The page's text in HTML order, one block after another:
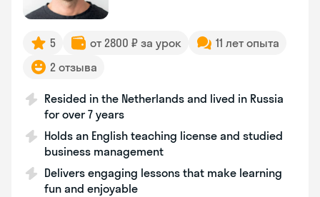
5 от 2800 ₽ за урок
11 лет опыта
2 отзыва
Resided in the Netherlands and lived in Russia
for over 7 years
Holds an English teaching license and studied
business management
Delivers engaging lessons that make learning
fun and enjoyable